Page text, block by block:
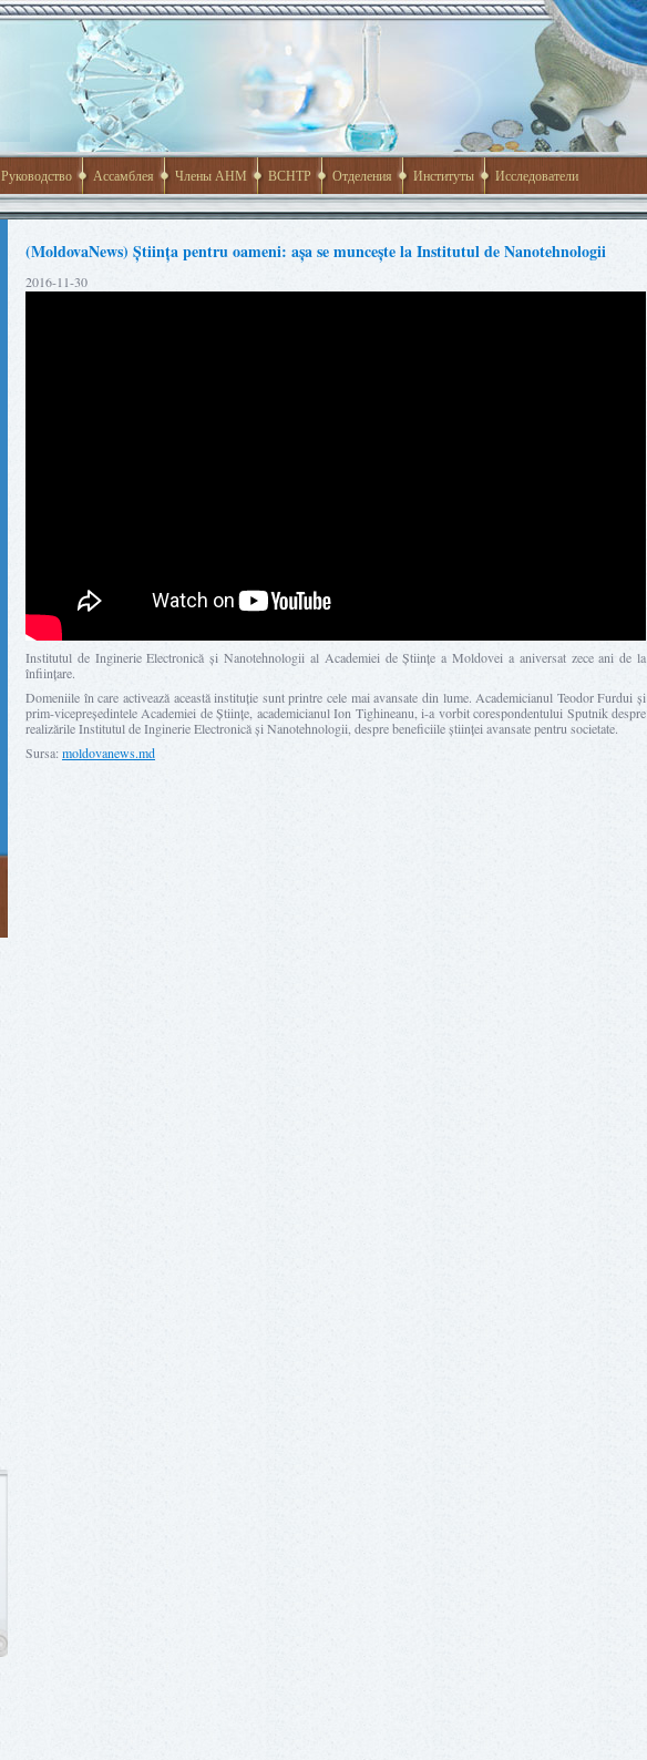
Руководство Ассамблея Члены АНМ ВСНТР Отделения Институты Исследователи
(MoldovaNews) Știința pentru oameni: așa se muncește la Institutul de Nanotehnologii
2016-11-30
Institutul de Inginerie Electronică și Nanotehnologii al Academiei de Științe a Moldovei a aniversat zece ani de la
înființare.
Domeniile în care activează această instituție sunt printre cele mai avansate din lume. Academicianul Teodor Furdui și
prim-vicepreședintele Academiei de Științe, academicianul Ion Tighineanu, i-a vorbit corespondentului Sputnik despre
realizările Institutul de Inginerie Electronică și Nanotehnologii, despre beneficiile științei avansate pentru societate.
Sursa: moldovanews.md